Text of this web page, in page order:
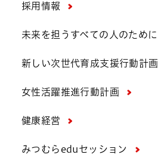
採用情報
未来を担うすべての人のために
新しい次世代育成支援行動計画
女性活躍推進行動計画
健康経営
みつむらeduセッション